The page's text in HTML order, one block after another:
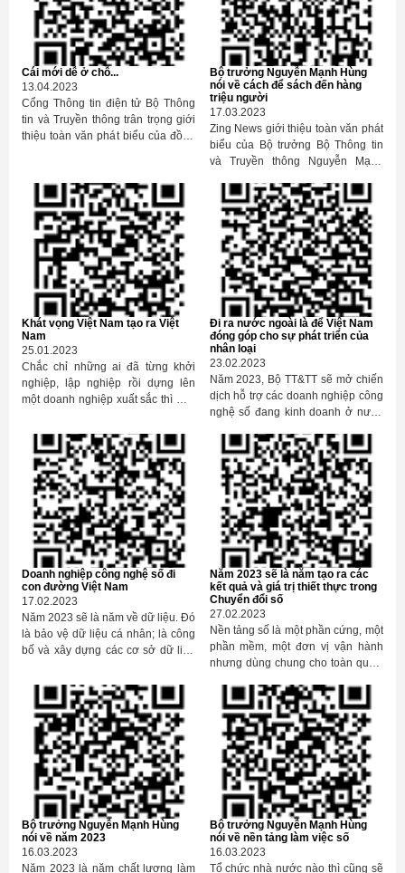
không giữ cái gốc, cái nền nhà
mình thì khó mà đi xa, có đi xa thì
lại không bền, không vững.
Cái mới dễ ở chỗ...
13.04.2023
Cổng Thông tin điện tử Bộ Thông
tin và Truyền thông trân trọng giới
thiệu toàn văn phát biểu của đồng
Tuyên giáo Trung ương, Bộ trưởng
Bộ Thông tin và Truyền thông tại
buổi làm việc với Viện Công
nghiệp Phần mềm và Nội dung số
Việt Nam.
Bộ trưởng Nguyễn Mạnh Hùng
nói về cách để sách đến hàng
triệu người
17.03.2023
Zing News giới thiệu toàn văn phát
biểu của Bộ trưởng Bộ Thông tin
và Truyền thông Nguyễn Mạnh
2/3/2023 với Cục Xuất bản, In và
Phát hành và một số đơn vị trong
ngành Xuất bản. Ngành Xuất bản,
In và Phát hành (sau đây sẽ gọi tắt
là ngành Xuất bản) là một ngành
lớn, vừa chính trị, vừa văn hóa, vừa
kinh tế. Chính trị là giữ vững định
hướng chính trị, tư tưởng của
Đảng. Văn hóa là qua sách để lưu
trữ, tích lũy và bồi đắp các giá trị
Việt Nam. Xuất bản, In và Phát
hành là lĩnh vực kinh tế với quy mô
trên 100.000 tỷ đồng mỗi năm và
đang tiếp tục tăng trưởng, với 57
nhà xuất bản, hàng nghìn cơ sở in,
phát hành và hàng trăm nghìn lao
động.
Khát vọng Việt Nam tạo ra Việt
Nam
25.01.2023
Chắc chỉ những ai đã từng khởi
nghiệp, lập nghiệp rồi dựng lên
một doanh nghiệp xuất sắc thì mới
vả, rủi ro, hiểm nguy, hy sinh và
mất mát của người đứng đầu
doanh nghiệp. Nhưng cũng chỉ
những ai đã từng dựng lên một
doanh nghiệp thì mới cảm nhận
hết niềm vui thành công, niềm vui
cống hiến của doanh nhân. Người
đứng đầu thì phải chịu nỗi cô đơn,
cũng vì thế mà là người đứng đầu.
Số đã định như vậy rồi, trời đã định
như vậy rồi, chắc cũng không nên
phàn nàn.
Đi ra nước ngoài là để Việt Nam
đóng góp cho sự phát triển của
nhân loại
23.02.2023
Năm 2023, Bộ TT&TT sẽ mở chiến
dịch hỗ trợ các doanh nghiệp công
nghệ số đang kinh doanh ở nước
nghị ngày hôm nay là hội nghị đầu
tiên.
Doanh nghiệp công nghệ số đi
con đường Việt Nam
17.02.2023
Năm 2023 sẽ là năm về dữ liệu. Đó
là bảo vệ dữ liệu cá nhân; là công
bố và xây dựng các cơ sở dữ liệu
mở dữ liệu để kết nối chia sẻ; là an
toàn dữ liệu; là xây dựng các trung
tâm dữ liệu lớn quốc gia; là xử lý
dữ liệu số để tạo ra giá trị mới cho
nền kinh tế.
Năm 2023 sẽ là năm tạo ra các
kết quả và giá trị thiết thực trong
Chuyển đổi số
27.02.2023
Nền tảng số là một phần cứng, một
phần mềm, một đơn vị vận hành
nhưng dùng chung cho toàn quốc,
vậy, người đứng đầu các Bộ,
ngành trung ương, người đứng
đầu các địa phương phải là người
quyết định, chỉ đạo, rồi thực thi
triển khai các nền tảng số. Năm
2023, mỗi đồng chí Bộ trưởng, mỗi
đồng chí Chủ tịch xác định một số
nền tảng số quan trọng nhất, giải
quyết vấn đề, nỗi đau lớn nhất của
ngành mình, địa phương mình, để
triển khai. Quyết tâm chính trị của
Bộ trưởng Nguyễn Mạnh Hùng
nói về năm 2023
16.03.2023
Năm 2023 là năm chất lượng làm
Bộ trưởng Nguyễn Mạnh Hùng
nói về nền tảng làm việc số
16.03.2023
Tổ chức nhà nước nào thì cũng sẽ